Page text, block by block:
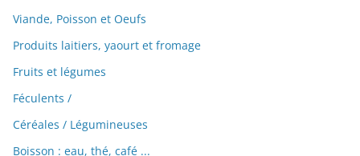
Viande, Poisson et Oeufs
Produits laitiers, yaourt et fromage
Fruits et légumes
Féculents /
Céréales / Légumineuses
Boisson : eau, thé, café ...